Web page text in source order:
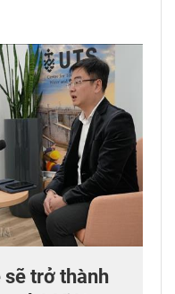
sẽ trở thành